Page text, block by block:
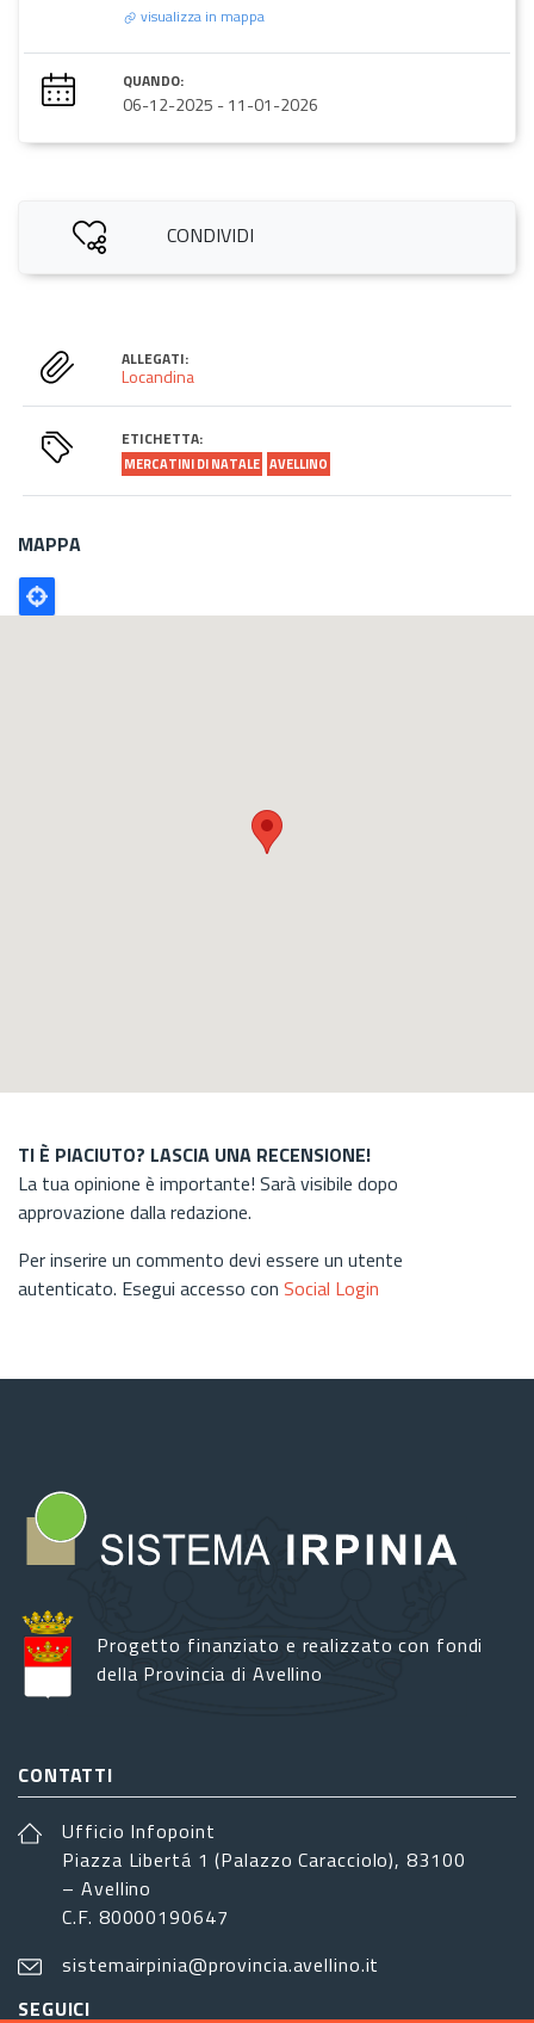
visualizza in mappa
QUANDO:
06-12-2025 -11-01-2026
CONDIVIDI
ALLEGATI:
Locandina
ETICHETTA:
MERCATINI DI NATALE AVELLINO
MAPPA
Poligono
GEO
TI È PIACIUTO? LASCIA UNA RECENSIONE!
La tua opinione è importante! Sarà visibile dopo
approvazione dalla redazione.
Per inserire un commento devi essere un utente
autenticato. Esegui accesso con Social Login
Progetto finanziato e realizzato con fondi
della Provincia di Avellino
CONTATTI
Ufficio Infopoint
Piazza Libertá 1 (Palazzo Caracciolo), 83100
– Avellino
C.F. 80000190647
sistemairpinia@provincia.avellino.it
SEGUICI